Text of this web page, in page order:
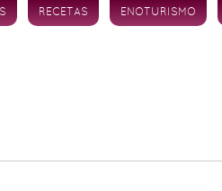
RECETAS ENOTURISMO